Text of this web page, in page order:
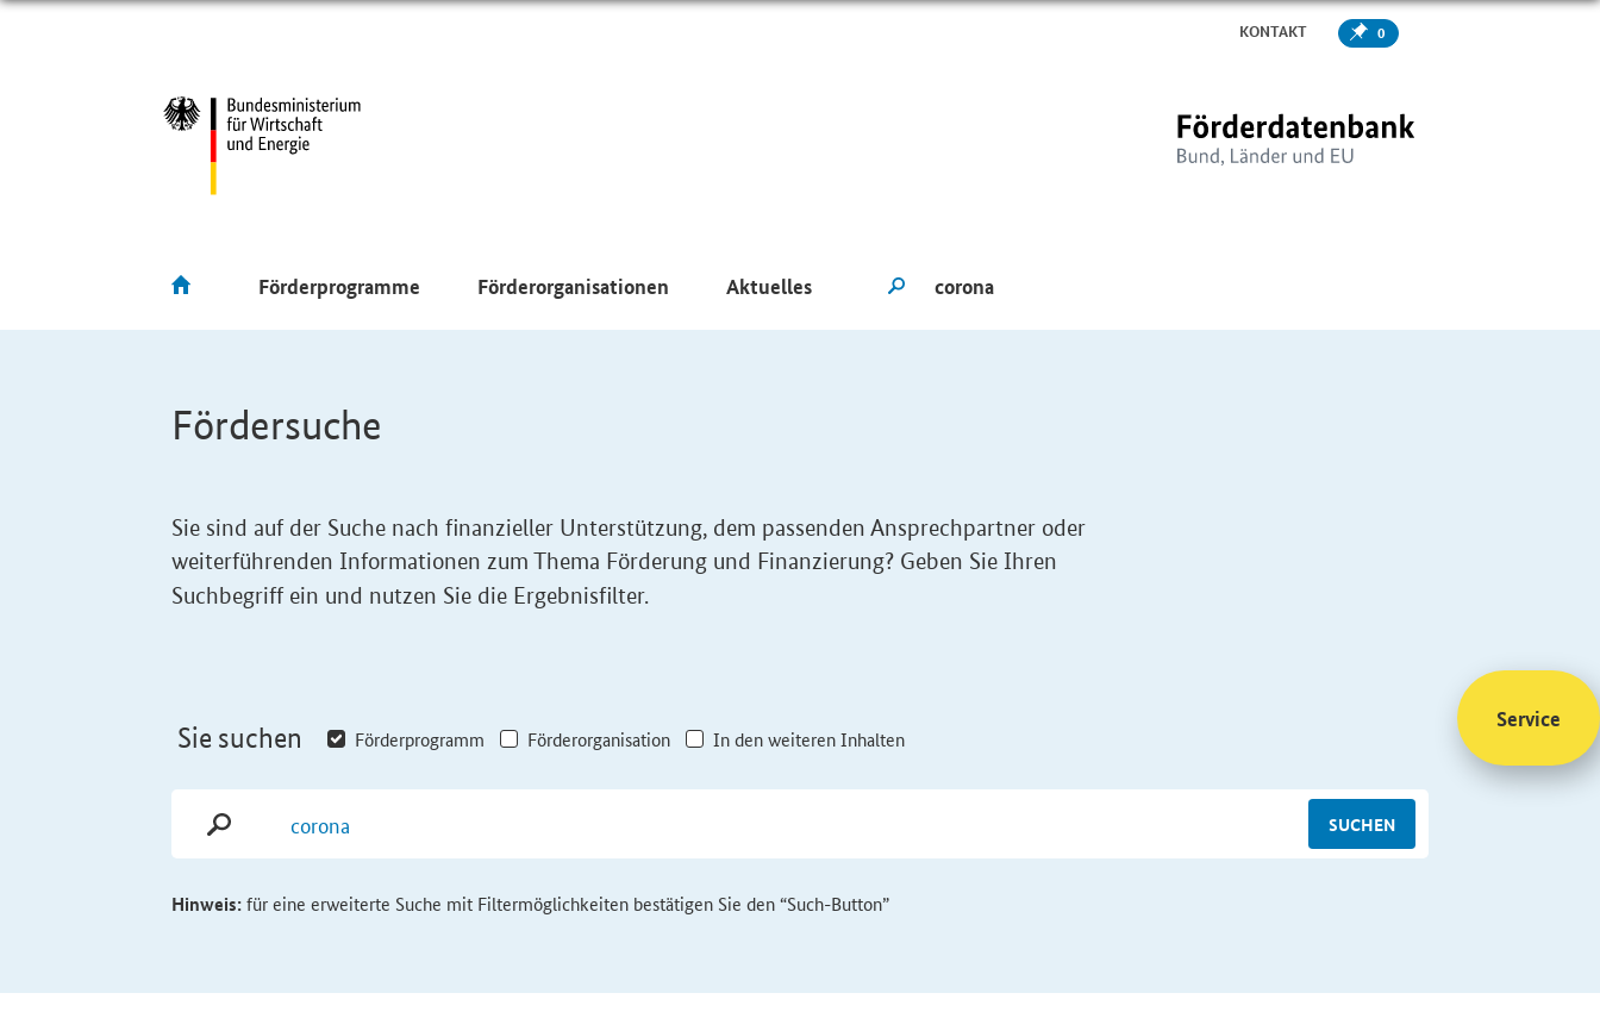
KONTAKT 0
Förderprogramme Förderorganisationen Aktuelles
Fördersuche
Sie sind auf der Suche nach finanzieller Unterstützung, dem passenden Ansprechpartner oder
weiterführenden Informationen zum Thema Förderung und Finanzierung? Geben Sie Ihren
Suchbegriff ein und nutzen Sie die Ergebnisfilter.
Sie suchen Förderprogramm Förderorganisation In den weiteren Inhalten
SUCHEN
Hinweis:für eine erweiterte Suche mit Filtermöglichkeiten bestätigen Sie den “Such-Button”
Service